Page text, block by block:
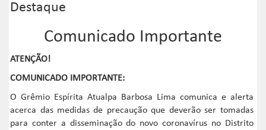
Destaque
Comunicado Importante
ATENÇÃO!
COMUNICADO IMPORTANTE:
O Grêmio Espírita Atualpa Barbosa Lima comunica e alerta
acerca das medidas de precaução que deverão ser tomadas
para conter a disseminação do novo coronavírus no Distrito